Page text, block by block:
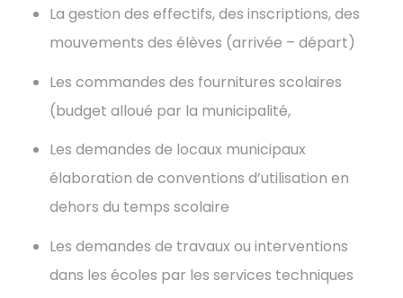
La gestion des effectifs, des inscriptions, des
mouvements des élèves (arrivée – départ)
Les commandes des fournitures scolaires
(budget alloué par la municipalité,
Les demandes de locaux municipaux
élaboration de conventions d’utilisation en
dehors du temps scolaire
Les demandes de travaux ou interventions
dans les écoles par les services techniques